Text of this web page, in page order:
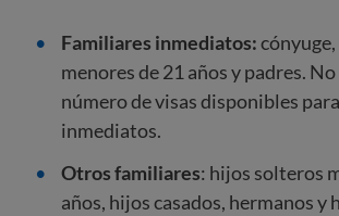
Familiares inmediatos:
menores de 21 años y padres.
número de visas disponibles
inmediatos.
Otros familiares: hijos solteros
años, hijos casados, hermanos y